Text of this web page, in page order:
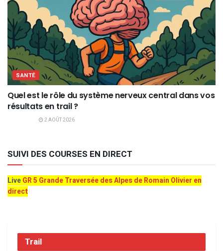
SANTÉ
Quel est le rôle du système nerveux central dans vos
résultats en trail ?
2 AOÛT 2026
SUIVI DES COURSES EN DIRECT
LiveGR 5 Grande Traversée des Alpes de Romain Olivier en
direct
Trail